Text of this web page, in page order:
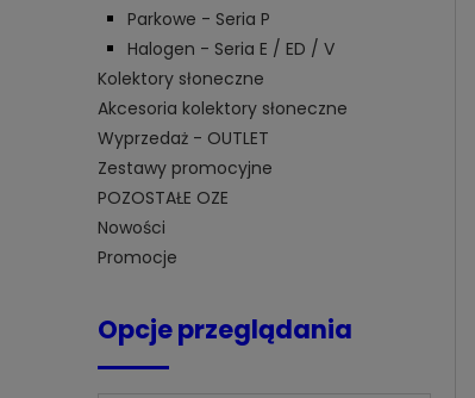
Parkowe - Seria P
Halogen - Seria E / ED / V
Kolektory słoneczne
Akcesoria kolektory słoneczne
Wyprzedaż - OUTLET
Zestawy promocyjne
POZOSTAŁE OZE
Nowości
Promocje
Opcje przeglądania